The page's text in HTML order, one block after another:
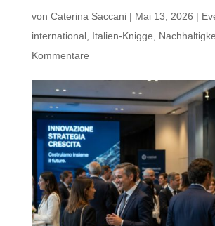
von Caterina Saccani| Mai 13, 2026 |
international, Italien-Knigge
Kommentare